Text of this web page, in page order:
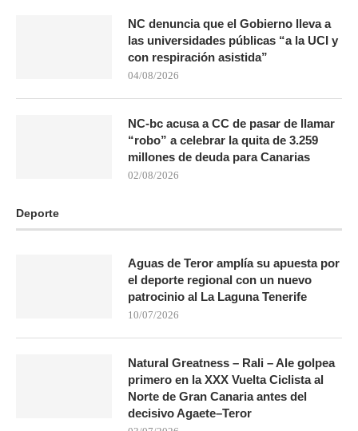
NC denuncia que el Gobierno lleva a
las universidades públicas “a la UCI y
con respiración asistida”
04/08/2026
NC-bc acusa a CC de pasar de llamar
“robo” a celebrar la quita de 3.259
millones de deuda para Canarias
02/08/2026
Deporte
Aguas de Teror amplía su apuesta por
el deporte regional con un nuevo
patrocinio al La Laguna Tenerife
10/07/2026
Natural Greatness – Rali – Ale golpea
primero en la XXX Vuelta Ciclista al
Norte de Gran Canaria antes del
decisivo Agaete–Teror